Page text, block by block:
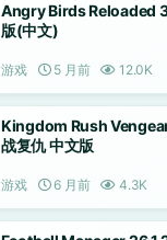
Angry Birds Reloaded
版(中文)
游戏 5 月前 12.0K
Kingdom Rush
战复仇 中文版
游戏 6 月前 4.3K